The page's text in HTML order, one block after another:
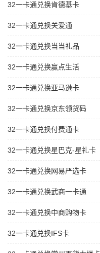
32一卡通兑换肯德基卡
32一卡通兑换关爱通
32一卡通兑换当当礼品
32一卡通兑换赢点生活
32一卡通兑换亚马逊卡
32一卡通兑换京东领货码
32一卡通兑换付费通卡
32一卡通兑换星巴克-星礼卡
32一卡通兑换网易严选卡
32一卡通兑换武商一卡通
32一卡通兑换中商购物卡
32一卡通兑换IFS卡